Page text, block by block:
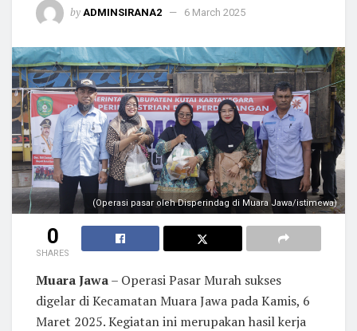
by ADMINSIRANA2 6 March 2025
(Operasi pasar oleh Disperindag di Muara Jawa/istimewa)
0
SHARES
Muara Jawa– Operasi Pasar Murah sukses
digelar di Kecamatan Muara Jawa pada Kamis, 6
Maret 2025. Kegiatan ini merupakan hasil kerja